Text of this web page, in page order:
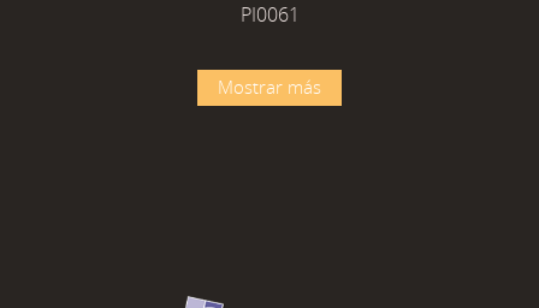
PI0061
Mostrar más